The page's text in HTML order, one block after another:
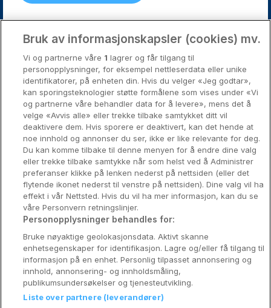
Oslo
Stavanger
Bergen
Utforsk Norden
Om Coop HotellKupp
Konkurranse
Koselig avbrekk
Velvære i var
Premiumhotell
Venninnetur
Reservasjonsspørsmål:
Bruk av informasjonskapsler (cookies) mv.
Vi og partnerne våre 1 lagrer og får tilgang til
personopplysninger, for eksempel nettleserdata eller unike
identifikatorer, på enheten din. Hvis du velger «Jeg godtar»,
kan sporingsteknologier støtte formålene som vises under «Vi
og partnerne våre behandler data for å levere», mens det å
velge «Avvis alle» eller trekke tilbake samtykket ditt vil
deaktivere dem. Hvis sporere er deaktivert, kan det hende at
noe innhold og annonser du ser, ikke er like relevante for deg.
Du kan komme tilbake til denne menyen for å endre dine valg
eller trekke tilbake samtykke når som helst ved å Administrer
preferanser klikke på lenken nederst på nettsiden (eller det
flytende ikonet nederst til venstre på nettsiden). Dine valg vil ha
effekt i vår Nettsted. Hvis du vil ha mer informasjon, kan du se
våre Personvern retningslinjer.
Personopplysninger behandles for:
Bruke nøyaktige geolokasjonsdata. Aktivt skanne
enhetsegenskaper for identifikasjon. Lagre og/eller få tilgang til
informasjon på en enhet. Personlig tilpasset annonsering og
innhold, annonsering- og innholdsmåling,
publikumsundersøkelser og tjenesteutvikling.
Liste over partnere (leverandører)